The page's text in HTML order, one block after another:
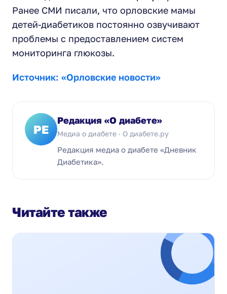
Ранее СМИ писали, что орловские мамы
детей-диабетиков постоянно озвучивают
проблемы с предоставлением систем
мониторинга глюкозы.
Источник: «Орловские новости»
РЕ
Редакция «О диабете»
Медиа о диабете · О диабете.ру
Редакция медиа о диабете «Дневник
Диабетика».
Читайте также